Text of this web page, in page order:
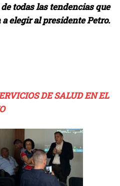
todas las tendencias que
elegir al presidente Petro.
DE SALUD EN EL